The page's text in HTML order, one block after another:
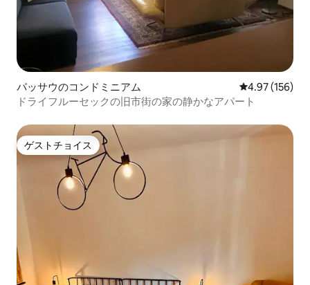
パッサウのコンドミニアム レビュー156
4.97 (156)
ドライフルーセックの旧市街の家の静かなアパート
ゲストチョイス
ゲストチョイス